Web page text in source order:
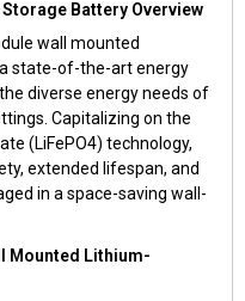
Battery Overview
wall mounted
state-of-the-art energy
diverse energy needs of
Capitalizing on the
(LiFePO4) technology,
extended lifespan, and
in a space-saving wall-
Mounted Lithium-